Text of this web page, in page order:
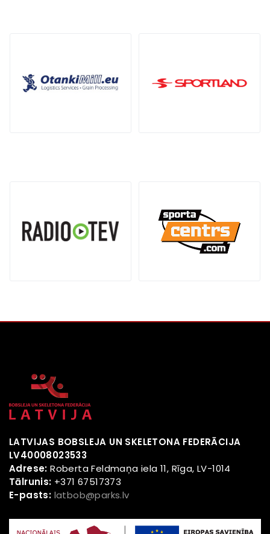
LATVIJAS BOBSLEJA UN SKELETONA FEDERĀCIJA
LV40008023533
Adrese:Roberta Feldmaņa iela 11, Rīga, LV-1014
Tālrunis: +371 67517373
E-pasts: latbob@parks.lv